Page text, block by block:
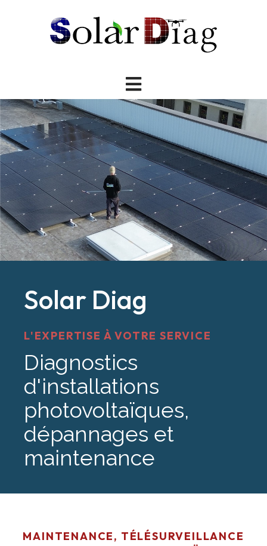
Solar Diag
L'EXPERTISE À VOTRE SERVICE
Diagnostics
d'installations
photovoltaïques,
dépannages et
maintenance
MAINTENANCE, TÉLÉSURVEILLANCE